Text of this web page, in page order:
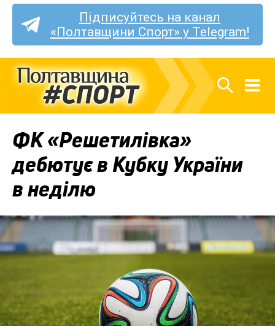
Підписуйтесь на канал
«Полтавщини Спорт» у Telegram!
ФК «Решетилівка»
дебютує в Кубку України
в неділю